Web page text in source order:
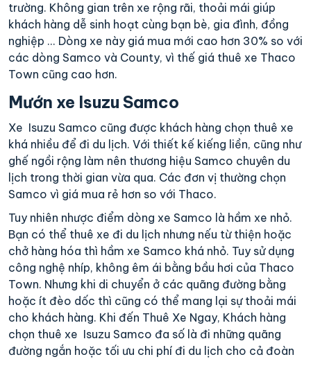
trường. Không gian trên xe rộng rãi, thoải mái giúp
khách hàng dễ sinh hoạt cùng bạn bè, gia đình, đồng
nghiệp ... Dòng xe này giá mua mới cao hơn 30% so với
các dòng Samco và County, vì thế giá thuê xe Thaco
Town cũng cao hơn.
Mướn xe Isuzu Samco
Xe Isuzu Samco cũng được khách hàng chọn thuê xe
khá nhiều để đi du lịch. Với thiết kế kiếng liền, cũng như
ghế ngồi rộng làm nên thương hiệu Samco chuyên du
lịch trong thời gian vừa qua. Các đơn vị thường chọn
Samco vì giá mua rẻ hơn so với Thaco.
Tuy nhiên nhược điểm dòng xe Samco là hầm xe nhỏ.
Bạn có thể thuê xe đi du lịch nhưng nếu từ thiện hoặc
chở hàng hóa thì hầm xe Samco khá nhỏ. Tuy sử dụng
công nghệ nhíp, không êm ái bằng bầu hơi của Thaco
Town. Nhưng khi di chuyển ở các quãng đường bằng
hoặc ít đèo dốc thì cũng có thể mang lại sự thoải mái
cho khách hàng. Khi đến Thuê Xe Ngay, Khách hàng
chọn thuê xe Isuzu Samco đa số là đi những quãng
đường ngắn hoặc tối ưu chi phí đi du lịch cho cả đoàn